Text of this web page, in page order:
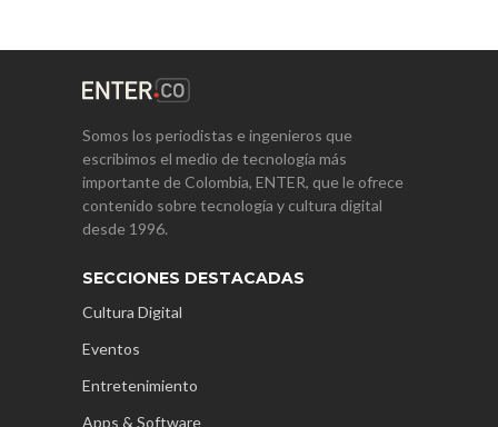
Somos los periodistas e ingenieros que
escribimos el medio de tecnología más
importante de Colombia, ENTER, que le ofrece
contenido sobre tecnología y cultura digital
desde 1996.
SECCIONES DESTACADAS
Cultura Digital
Eventos
Entretenimiento
Apps & Software